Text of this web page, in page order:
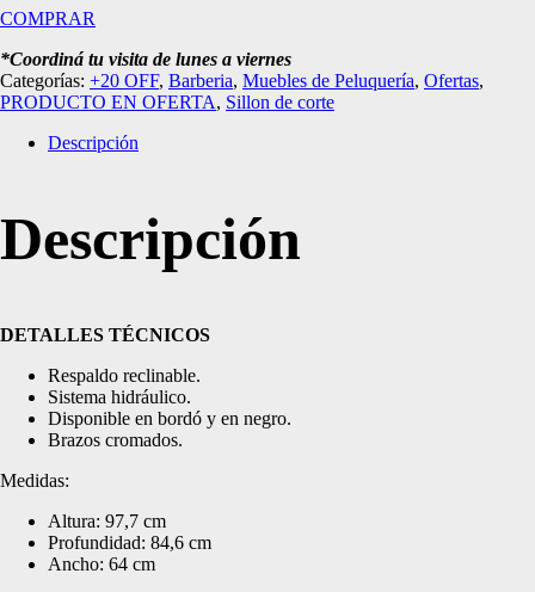
COMPRAR
*Coordiná tu visita de lunes a viernes
Categorías: +20 OFF, Barberia, Muebles de Peluquería, Ofertas,
PRODUCTO EN OFERTA, Sillon de corte
Descripción
Descripción
DETALLES TÉCNICOS
Respaldo reclinable.
Sistema hidráulico.
Disponible en bordó y en negro.
Brazos cromados.
Medidas:
Altura: 97,7 cm
Profundidad: 84,6 cm
Ancho: 64 cm